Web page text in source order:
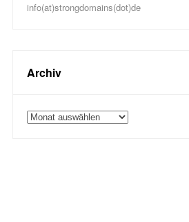
info(at)strongdomains(dot)de
Archiv
Archiv